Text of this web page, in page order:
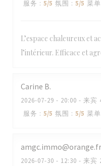
服务 : 5/5 氛围 : 5/5 菜单
L’espace chaleureux et
l’intérieur. Efficace et
Carine B
2026-07-29 - 20:00 - 来宾
服务 : 5/5 氛围 : 5/5 菜单
amgc.immo@orange.fr
2026-07-30 - 12:30 - 来宾